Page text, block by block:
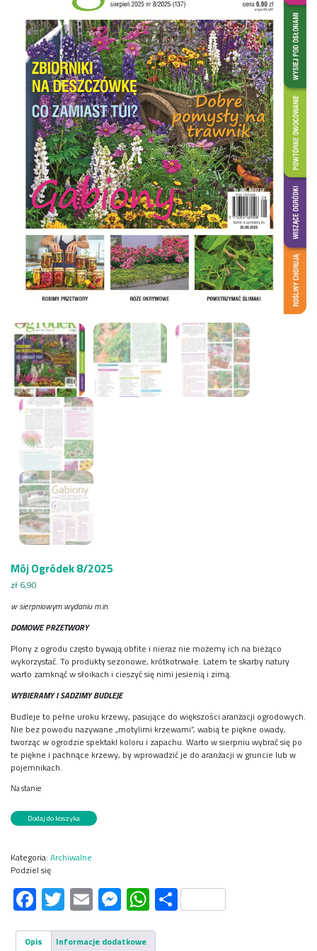
Mój Ogródek 8/2025
zł 6,90
w sierpniowym wydaniu m.in.
DOMOWE PRZETWORY
Plony z ogrodu często bywają obfite i nieraz nie możemy ich na bieżąco
wykorzystać. To produkty sezonowe, krótkotrwałe. Latem te skarby natury
warto zamknąć w słoikach i cieszyć się nimi jesienią i zimą.
WYBIERAMY I SADZIMY BUDLEJE
Budleje to pełne uroku krzewy, pasujące do większości aranżacji ogrodowych.
Nie bez powodu nazywane „motylimi krzewami”, wabią te piękne owady,
tworząc w ogrodzie spektakl koloru i zapachu. Warto w sierpniu wybrać się po
te piękne i pachnące krzewy, by wprowadzić je do aranżacji w gruncie lub w
pojemnikach.
Na stanie
ilość
Mój
8/2025
Dodaj do koszyka
Kategoria: Archiwalne
Podziel się
Facebook
Twitter
EmailMessenger
WhatsApp
Share
Opis Informacje dodatkowe